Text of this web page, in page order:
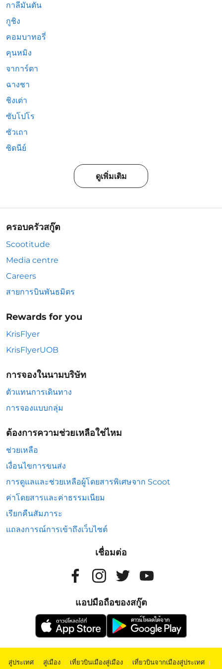
กาลีมันตัน
กูชิง
คอมบาทอรี่
คุนหมิง
จาการ์ตา
ฉางชา
ชิงเต่า
ซับโปโร
ซัวเถา
ซิดนีย์
ดูเพิ่มเติม
ครอบครัวสกู๊ต
Scootitude
Media centre
Careers
สายการบินพันธมิตร
Rewards for you
KrisFlyer
KrisFlyerUOB
การจองในนามบริษัท
ตัวแทนการเดินทาง
การจองแบบกลุ่ม
ต้องการความช่วยเหลือใช่ไหม
ช่วยเหลือ
เงื่อนไขการขนส่ง
การดูแลและช่วยเหลือผู้โดยสารพิเศษจาก Scoot
ค่าโดยสารและค่าธรรมเนียม
เรียกคืนสัมภาระ
แถลงการณ์การเข้าถึงเว็บไซต์
เชื่อมต่อ
แอปมือถือของสกู๊ต
สู่ประเทศ | สู่เมือง | เที่ยวบินเมืองสู่เมือง | เที่ยวบินจากเมืองสู่ประเทศ |